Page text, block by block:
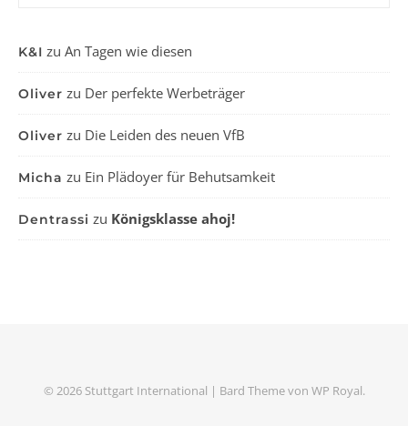
K&I zu An Tagen wie diesen
Oliver zu Der perfekte Werbeträger
Oliver zu Die Leiden des neuen VfB
Micha zu Ein Plädoyer für Behutsamkeit
Dentrassi zu Königsklasse ahoj!
© 2026 Stuttgart International | Bard Theme von WP Royal.